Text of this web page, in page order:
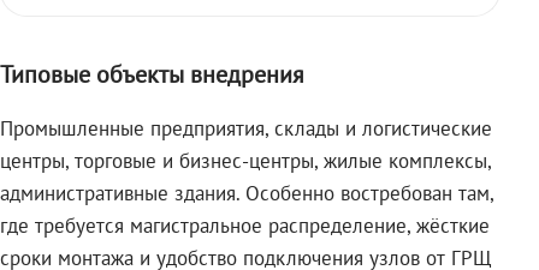
Типовые объекты внедрения
Промышленные предприятия, склады и логистические
центры, торговые и бизнес-центры, жилые комплексы,
административные здания. Особенно востребован там,
где требуется магистральное распределение, жёсткие
сроки монтажа и удобство подключения узлов от ГРЩ